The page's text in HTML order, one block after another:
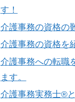
す！
介護事務の資格の
介護事務の資格を
介護事務への転職
ます。
介護事務実務士®